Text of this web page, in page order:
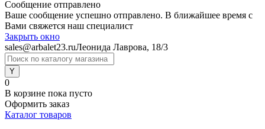
Сообщение отправлено
Ваше сообщение успешно отправлено. В ближайшее время с
Вами свяжется наш специалист
Закрыть окно
sales@arbalet23.ruЛеонида Лаврова, 18/3
0
В корзине пока пусто
Оформить заказ
Каталог товаров